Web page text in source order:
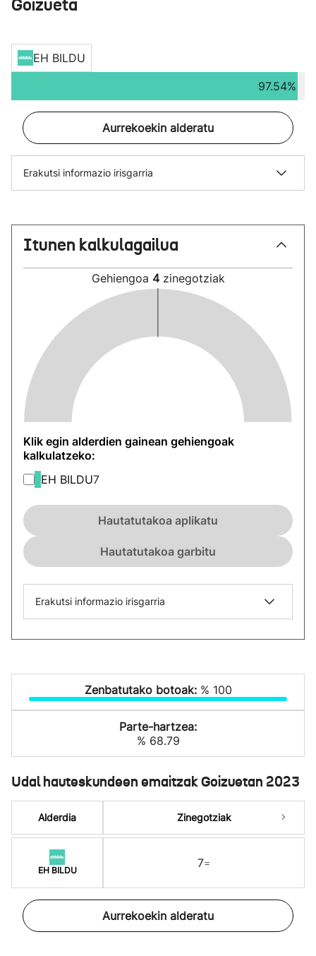
Goizueta
EH BILDU
97.54%
Aurrekoekin alderatu
Erakutsi informazio irisgarria
Itunen kalkulagailua
Gehiengoa 4 zinegotziak
Klik egin alderdien gainean gehiengoak
kalkulatzeko:
EH BILDU7
Hautatutakoa aplikatu
Hautatutakoa garbitu
Erakutsi informazio irisgarria
Zenbatutako botoak: % 100
Parte-hartzea:
% 68.79
Udal hauteskundeen emaitzak Goizuetan 2023
Alderdia
EH BILDU
Zinegotziak
7=
Aurrekoekin alderatu